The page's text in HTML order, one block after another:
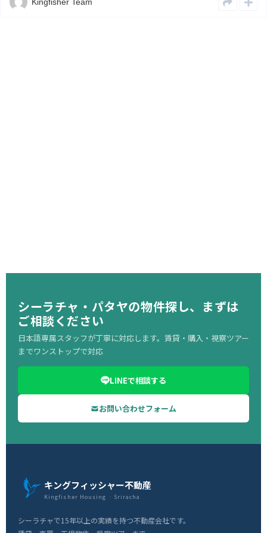
シーラチャ・パタヤの物件探し、まずは
ご相談ください
日本語専属スタッフが丁寧に対応します。賃貸・購入・視察ツアー
までワンストップで対応
LINEで相談する
お問い合わせフォーム
キングフィッシャー不動産
Kingfisher Housing · Sriracha
シーラチャで15年以上の実績を持つ不動産会社です。